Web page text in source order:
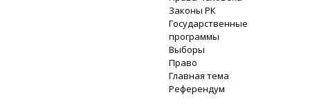
Законы РК
Государственные
программы
Выборы
Право
Главная тема
Референдум